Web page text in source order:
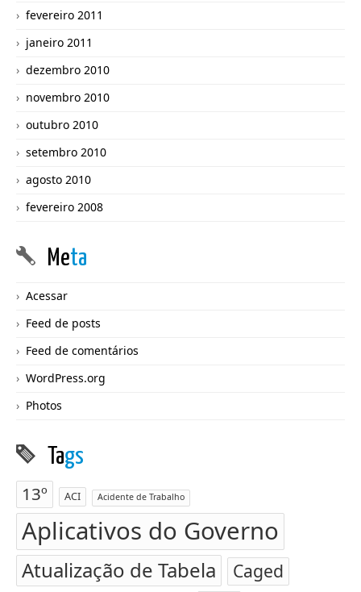
fevereiro 2011
janeiro 2011
dezembro 2010
novembro 2010
outubro 2010
setembro 2010
agosto 2010
fevereiro 2008
Meta
Acessar
Feed de posts
Feed de comentários
WordPress.org
Photos
Tags
13º ACI Acidente de Trabalho
Aplicativos do Governo
Atualização de Tabela Caged